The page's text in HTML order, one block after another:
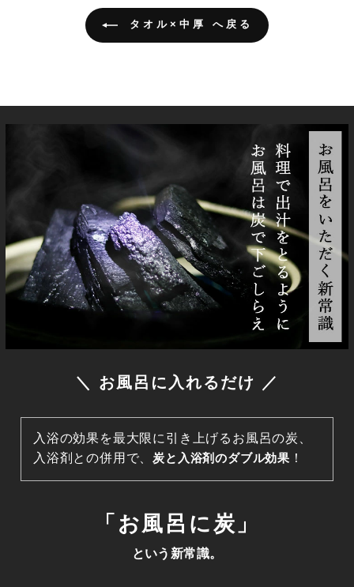
タオル×中厚 へ戻る
＼ お風呂に入れるだけ ／
入浴の効果を最大限に引き上げるお風呂の炭、
入浴剤との併用で、炭と入浴剤のダブル効果 ！
「お風呂に炭」
という新常識。